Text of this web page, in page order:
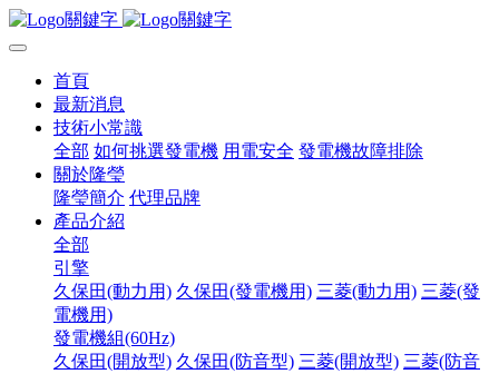
首頁
最新消息
技術小常識
全部 如何挑選發電機 用電安全 發電機故障排除
關於隆瑩
隆瑩簡介 代理品牌
產品介紹
全部
引擎
久保田(動力用) 久保田(發電機用) 三菱(動力用) 三菱(發
電機用)
發電機組(60Hz)
久保田(開放型) 久保田(防音型) 三菱(開放型) 三菱(防音